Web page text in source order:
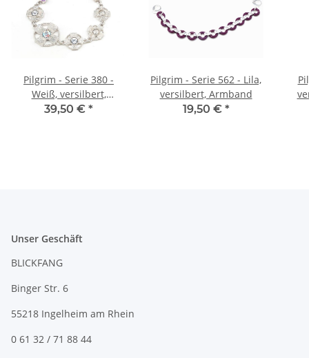
Pilgrim - Serie 380 -
Weiß, versilbert,
Armband
39,50 € *
Pilgrim - Serie 562 - Lila,
versilbert, Armband
19,50 € *
Unser Geschäft
BLICKFANG
Binger Str. 6
55218 Ingelheim am Rhein
0 61 32 / 71 88 44